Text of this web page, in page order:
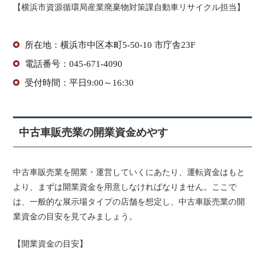
【横浜市資源循環局産業廃棄物対策課自動車リサイクル担当】
所在地：横浜市中区本町5-50-10 市庁舎23F
電話番号：045-671-4090
受付時間：平日9:00～16:30
中古車販売業の開業資金めやす
中古車販売業を開業・運営していくにあたり、運転資金はもと
より、まずは開業資金を用意しなければなりません。ここで
は、一般的な展示場タイプの店舗を想定し、中古車販売業の開
業資金の目安を見てみましょう。
【開業資金の目安】